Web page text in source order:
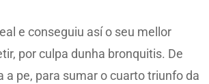
e conseguiu así o seu mellor
por culpa dunha bronquitis. De
pe, para sumar o cuarto triunfo da